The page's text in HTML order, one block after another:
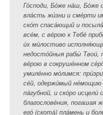
Го́споди, Бо́же на́ш, Бо́же
вла́сть жи́зни и сме́рти
ско́т спаса́ющий и
все́м, с ве́рою к Тебе́
и́х ми́лостиво
недосто́йныя рабы́ Твои́,
ве́рою в сокруше́нном
умиле́нно мо́лимся:
се́й, одержи́мый не́мощию
па́губной, и ско́ро исцели́
благослове́ния, погашая
его́ (скота́) пла́мень и